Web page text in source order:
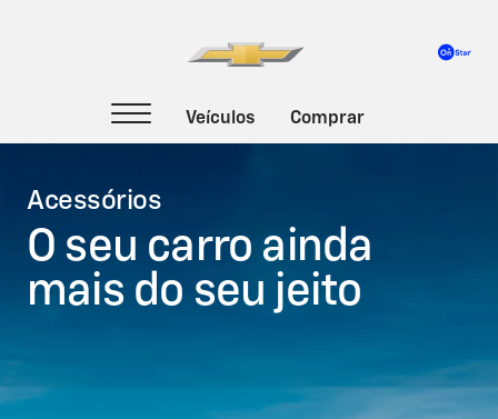
Acessórios
O seu carro ainda
mais do seu jeito